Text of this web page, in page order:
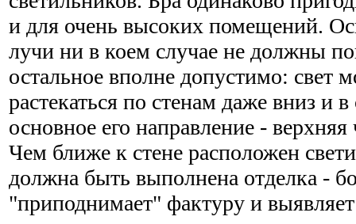
и для очень высоких помещений.
лучи ни в коем случае не должны
остальное вполне допустимо: свет
растекаться по стенам даже вниз и
основное его направление - верхняя
Чем ближе к стене расположен
должна быть выполнена отделка -
"приподнимает" фактуру и